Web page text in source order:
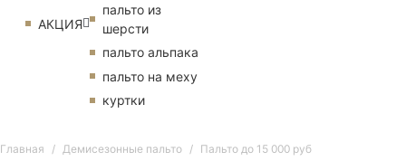
АКЦИЯ
пальто из
шерсти
пальто альпака
пальто на меху
куртки
Главная Демисезонные пальто Пальто до 15 000 руб